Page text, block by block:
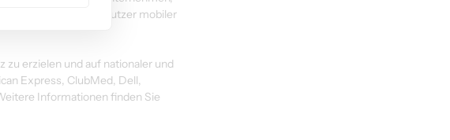
Programme auf Benutzer mobiler
erzielen und auf nationaler und
Express, ClubMed, Dell,
Informationen finden Sie